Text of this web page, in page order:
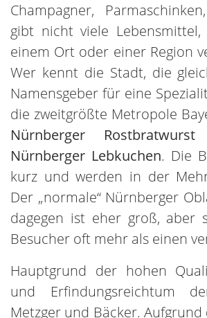
Champagner,
gibt nicht viele
einem Ort oder einer Region
Wer kennt die Stadt, die
Namensgeber für eine
die zweitgrößte Metropole
Nürnberger Rostbratwurst
Nürnberger Lebkuchen. Die
kurz und werden in der
Der „normale“ Nürnberger
dagegen ist eher groß, aber
Besucher oft mehr als einen
Hauptgrund der hohen
und Erfindungsreichtum
Metzger und Bäcker. Aufgrund